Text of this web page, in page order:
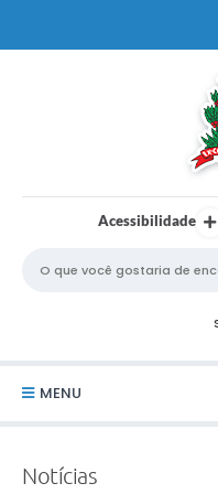
Acessibilidade
MENU
Notícias